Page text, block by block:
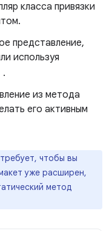
класса привязки
представление,
используя
.
из метода
его активным
требует, чтобы вы
уже расширен,
метод